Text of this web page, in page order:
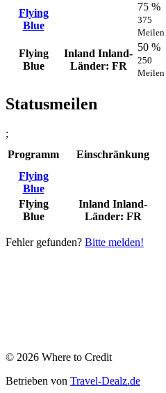
Flying
Blue
75 %
375
Meilen
Flying
Blue
Inland Inland-
Länder: FR
50 %
250
Meilen
Statusmeilen
;
Programm
Einschränkung
Flying
Blue
Flying
Blue
Inland Inland-
Länder: FR
Fehler gefunden? Bitte melden!
© 2026 Where to Credit
Betrieben von Travel-Dealz.de